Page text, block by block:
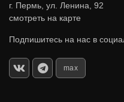
г. Пермь, ул. Ленина, 92
смотреть на карте
Подпишитесь на нас в
max